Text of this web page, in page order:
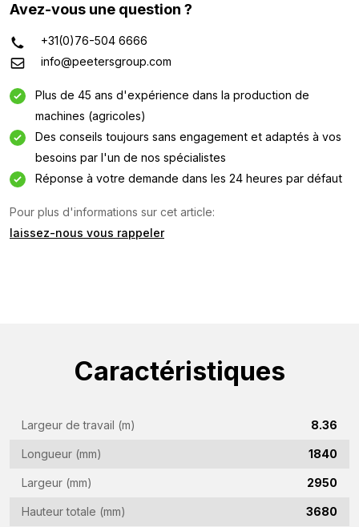
Avez-vous une question ?
+31(0)76-504 6666
info@peetersgroup.com
Plus de 45 ans d'expérience dans la production de
machines (agricoles)
Des conseils toujours sans engagement et adaptés à vos
besoins par l'un de nos spécialistes
Réponse à votre demande dans les 24 heures par défaut
Pour plus d'informations sur cet article:
laissez-nous vous rappeler
Caractéristiques
Largeur de travail (m) 8.36
Longueur (mm) 1840
Largeur (mm) 2950
Hauteur totale (mm) 3680
Demande d'information
(Required)
e-
mail
(Required)
de
téléphone
Pays